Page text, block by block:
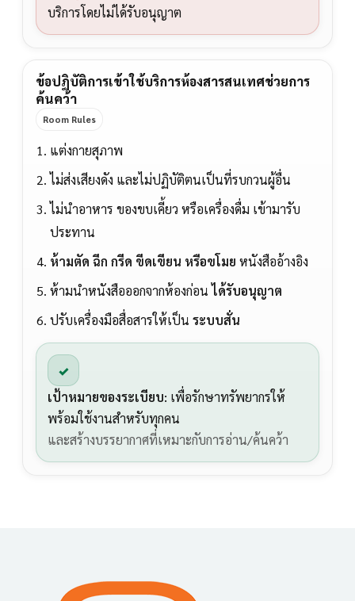
บริการโดยไม่ได้รับอนุญาต
ข้อปฏิบัติการเข้าใช้บริการห้องสารสนเทศช่วยการ
ค้นคว้า
Room Rules
แต่งกายสุภาพ
ไม่ส่งเสียงดัง และไม่ปฏิบัติตนเป็นที่รบกวนผู้อื่น
ไม่นำอาหาร ของขบเคี้ยว หรือเครื่องดื่ม เข้ามารับ
ประทาน
ห้ามตัด ฉีก กรีด ขีดเขียน หรือขโมย หนังสืออ้างอิง
ห้ามนำหนังสือออกจากห้องก่อนได้รับอนุญาต
ปรับเครื่องมือสื่อสารให้เป็น ระบบสั่น
✓
เป้าหมายของระเบียบ: เพื่อรักษาทรัพยากรให้
พร้อมใช้งานสำหรับทุกคน
และสร้างบรรยากาศที่เหมาะกับการอ่าน/ค้นคว้า